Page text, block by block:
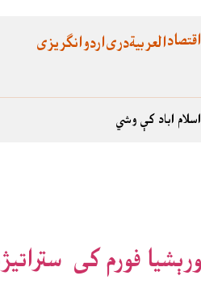
اقتصاد انگریزیاردودریالعربية
اباد کې وشي
فورم کی